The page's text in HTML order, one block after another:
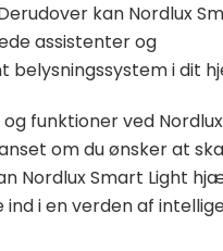
kan Nordlux
assistenter og
i dit
funktioner ved
om du ønsker at
Nordlux Smart Light
i en verden af